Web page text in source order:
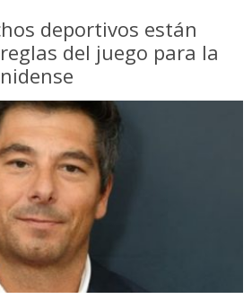
deportivos están
del juego para la